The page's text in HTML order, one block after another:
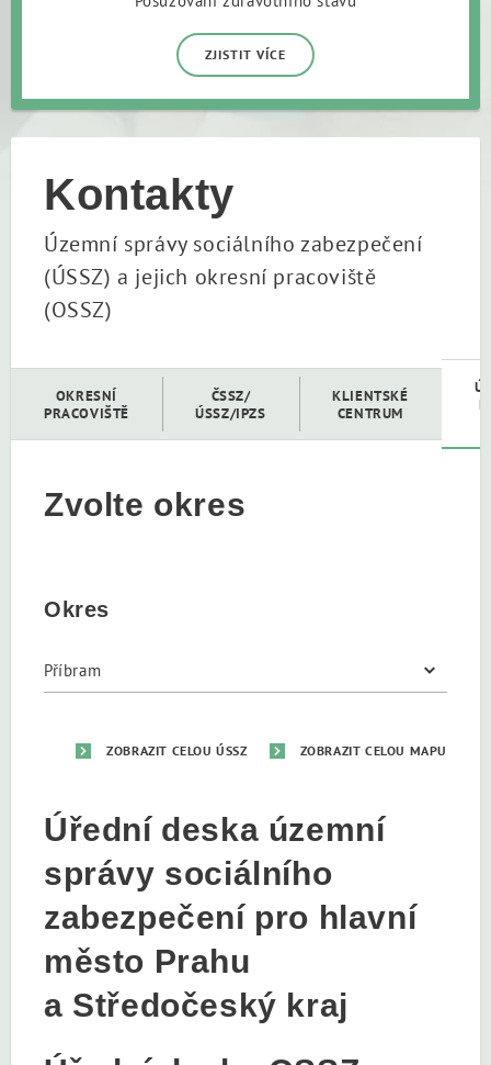
ZJISTIT VÍCE
Kontakty
Územní správy sociálního zabezpečení
(ÚSSZ) a jejich okresní pracoviště
(OSSZ)
OKRESNÍ
PRACOVIŠTĚ
ČSSZ/
ÚSSZ/IPZS
KLIENTSKÉ
CENTRUM
Zvolte okres
Okres
ZOBRAZIT CELOU MAPU
ZOBRAZIT CELOU ÚSSZ
Úřední deska územní
správy sociálního
zabezpečení pro hlavní
město Prahu
a Středočeský kraj